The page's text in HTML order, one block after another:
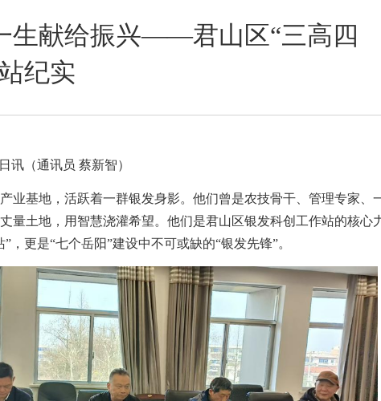
生献给振兴——君山区“三高四
纪实
讯（通讯员 蔡新智）
业基地，活跃着一群银发身影。他们曾是农技骨干、管理专家、
量土地，用智慧浇灌希望。他们是君山区银发科创 工作站的核心
” ，更是“七个岳阳”建设中不可或缺的“银发先锋”。